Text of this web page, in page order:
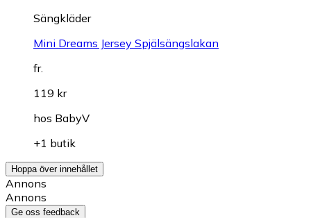
Sängkläder
Mini Dreams Jersey Spjälsängslakan
fr.
119 kr
hos BabyV
+1 butik
Hoppa över innehållet
Annons
Annons
Ge oss feedback